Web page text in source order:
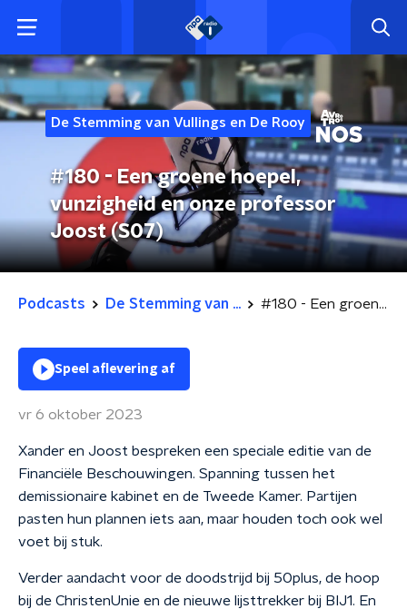
De Stemming van Vullings en De Rooy
#180 - Een groene hoepel,
vunzigheid en onze professor
Joost (S07)
Podcasts De Stemming van ... #180 - Een groene hoepel, vunzigheid en onze professor Joost (S07)
Speel aflevering af
vr 6 oktober 2023
Xander en Joost bespreken een speciale editie van de
Financiële Beschouwingen. Spanning tussen het
demissionaire kabinet en de Tweede Kamer. Partijen
pasten hun plannen iets aan, maar houden toch ook wel
voet bij stuk.
Verder aandacht voor de doodstrijd bij 50plus, de hoop
bij de ChristenUnie en de nieuwe lijsttrekker bij BIJ1. En